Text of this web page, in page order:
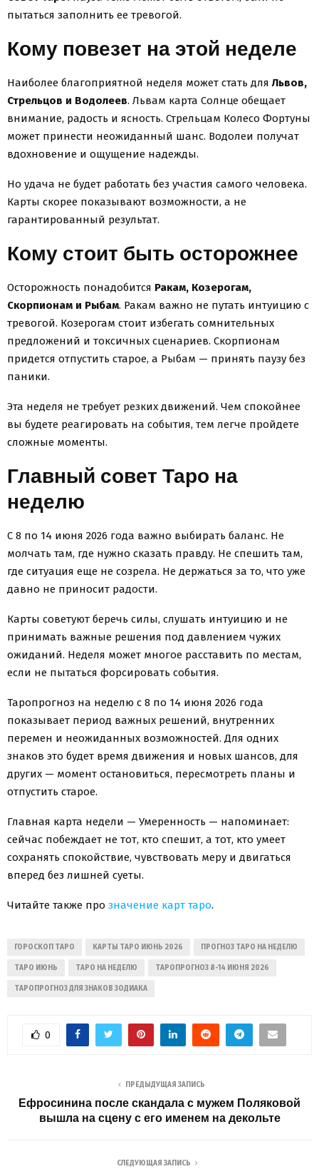
пытаться заполнить ее тревогой.
Кому повезет на этой неделе
Наиболее благоприятной неделя может стать дляЛьвов,
Стрельцов и Водолеев. Львам карта Солнце обещает
внимание, радость и ясность. Стрельцам Колесо Фортуны
может принести неожиданный шанс. Водолеи получат
вдохновение и ощущение надежды.
Но удача не будет работать без участия самого человека.
Карты скорее показывают возможности, а не
гарантированный результат.
Кому стоит быть осторожнее
Осторожность понадобится Ракам, Козерогам,
Скорпионам и Рыбам. Ракам важно не путать интуицию с
тревогой. Козерогам стоит избегать сомнительных
предложений и токсичных сценариев. Скорпионам
придется отпустить старое, а Рыбам — принять паузу без
паники.
Эта неделя не требует резких движений. Чем спокойнее
вы будете реагировать на события, тем легче пройдете
сложные моменты.
Главный совет Таро на
неделю
С 8 по 14 июня 2026 года важно выбирать баланс. Не
молчать там, где нужно сказать правду. Не спешить там,
где ситуация еще не созрела. Не держаться за то, что уже
давно не приносит радости.
Карты советуют беречь силы, слушать интуицию и не
принимать важные решения под давлением чужих
ожиданий. Неделя может многое расставить по местам,
если не пытаться форсировать события.
Таропрогноз на неделю с 8 по 14 июня 2026 года
показывает период важных решений, внутренних
перемен и неожиданных возможностей. Для одних
знаков это будет время движения и новых шансов, для
других — момент остановиться, пересмотреть планы и
отпустить старое.
Главная карта недели — Умеренность — напоминает:
сейчас побеждает не тот, кто спешит, а тот, кто умеет
сохранять спокойствие, чувствовать меру и двигаться
вперед без лишней суеты.
Читайте также про значение карт таро.
ГОРОСКОП ТАРО КАРТЫ ТАРО ИЮНЬ 2026 ПРОГНОЗ ТАРО НА НЕДЕЛЮ
ТАРО ИЮНЬ ТАРО НА НЕДЕЛЮ ТАРОПРОГНОЗ 8-14 ИЮНЯ 2026
ТАРОПРОГНОЗ ДЛЯ ЗНАКОВ ЗОДИАКА
0
ПРЕДЫДУЩАЯ ЗАПИСЬ
Ефросинина после скандала с мужем Поляковой
вышла на сцену с его именем на декольте
СЛЕДУЮЩАЯ ЗАПИСЬ